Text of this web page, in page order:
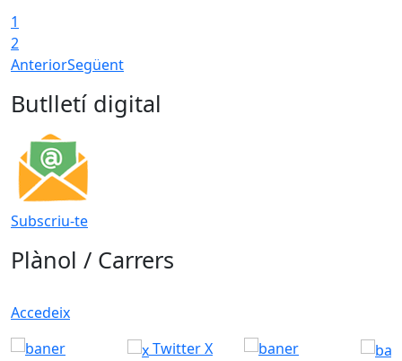
1
2
AnteriorSegüent
Butlletí digital
Subscriu-te
Plànol / Carrers
Accedeix
Twitter X